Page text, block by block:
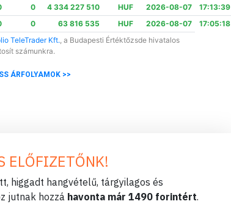
0 4 334 227 510 HUF 2026-08-07
17:13:39
0 63 816 535 HUF 2026-08-07
17:05:18
TeleTrader Kft., a Budapesti Értéktőzsde hivatalos
számunkra.
ÁRFOLYAMOK >>
ELŐFIZETŐNK!
higgadt hangvételű, tárgyilagos és
jutnak hozzá havonta már 1490 forintért.